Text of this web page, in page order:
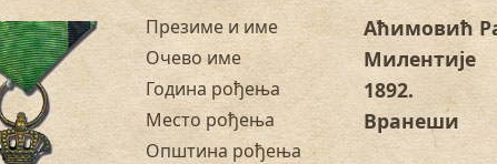
Презиме и име
Аћимовић
Очево име Милентије
Година рођења 1892.
Место рођења Вранеши
Општина рођења